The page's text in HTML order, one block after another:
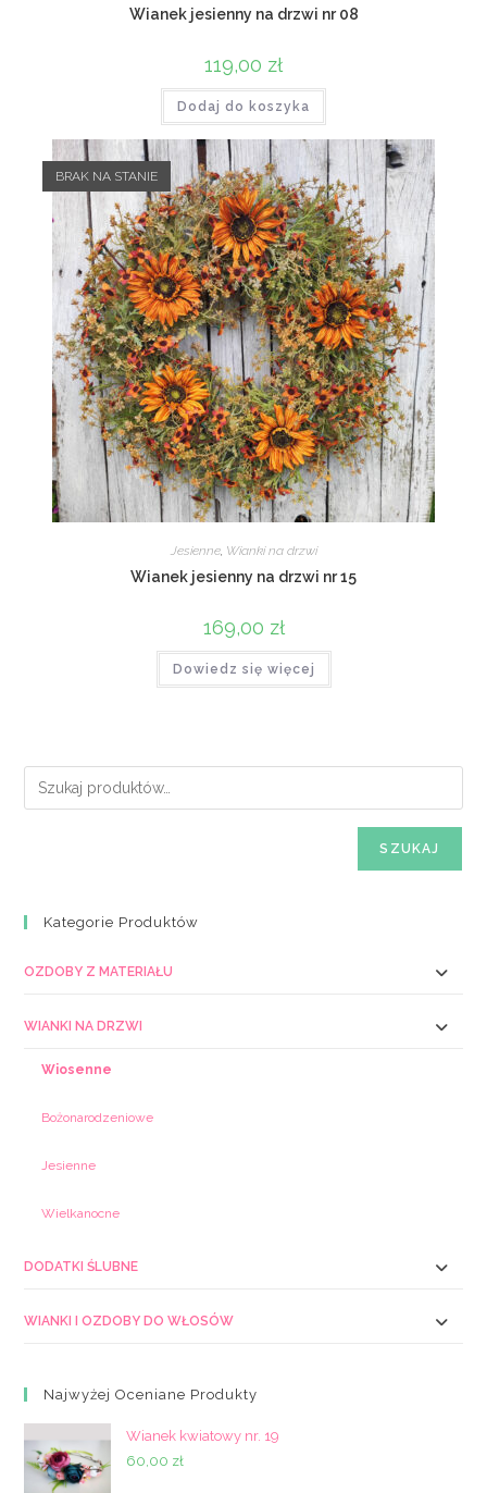
Wianek jesienny na drzwi nr 08
119,00 zł
Dodaj do koszyka
BRAK NA STANIE
Jesienne, Wianki na drzwi
Wianek jesienny na drzwi nr 15
169,00 zł
Dowiedz się więcej
SZUKAJ
Kategorie Produktów
OZDOBY Z MATERIAŁU
WIANKI NA DRZWI
Wiosenne
Bożonarodzeniowe
Jesienne
Wielkanocne
DODATKI ŚLUBNE
WIANKI I OZDOBY DO WŁOSÓW
Najwyżej Oceniane Produkty
Wianek kwiatowy nr. 19
60,00 zł